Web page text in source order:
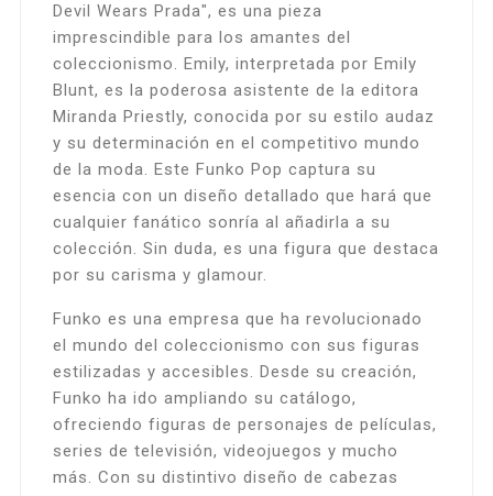
Devil Wears Prada", es una pieza
imprescindible para los amantes del
coleccionismo. Emily, interpretada por Emily
Blunt, es la poderosa asistente de la editora
Miranda Priestly, conocida por su estilo audaz
y su determinación en el competitivo mundo
de la moda. Este Funko Pop captura su
esencia con un diseño detallado que hará que
cualquier fanático sonría al añadirla a su
colección. Sin duda, es una figura que destaca
por su carisma y glamour.
Funko es una empresa que ha revolucionado
el mundo del coleccionismo con sus figuras
estilizadas y accesibles. Desde su creación,
Funko ha ido ampliando su catálogo,
ofreciendo figuras de personajes de películas,
series de televisión, videojuegos y mucho
más. Con su distintivo diseño de cabezas